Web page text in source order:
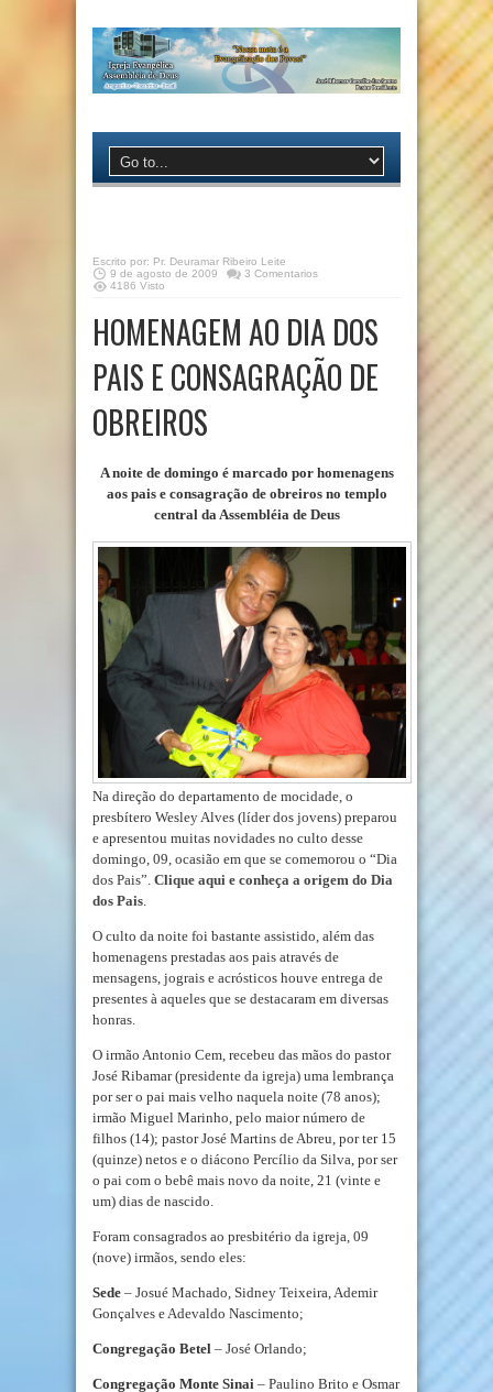
Escrito por: Pr. Deuramar Ribeiro Leite
9 de agosto de 2009
3 Comentarios
4186 Visto
HOMENAGEM AO DIA DOS
PAIS E CONSAGRAÇÃO DE
OBREIROS
A noite de domingo é marcado por homenagens
aos pais e consagração de obreiros no templo
central da Assembléia de Deus
Na direção do departamento de mocidade, o
presbítero Wesley Alves (líder dos jovens) preparou
e apresentou muitas novidades no culto desse
domingo, 09, ocasião em que se comemorou o “Dia
dos Pais”. Clique aqui e conheça a origem do Dia
dos Pais.
O culto da noite foi bastante assistido, além das
homenagens prestadas aos pais através de
mensagens, jograis e acrósticos houve entrega de
presentes à aqueles que se destacaram em diversas
honras.
O irmão Antonio Cem, recebeu das mãos do pastor
José Ribamar (presidente da igreja) uma lembrança
por ser o pai mais velho naquela noite (78 anos);
irmão Miguel Marinho, pelo maior número de
filhos (14); pastor José Martins de Abreu, por ter 15
(quinze) netos e o diácono Percílio da Silva, por ser
o pai com o bebê mais novo da noite, 21 (vinte e
um) dias de nascido.
Foram consagrados ao presbitério da igreja, 09
(nove) irmãos, sendo eles:
Sede – Josué Machado, Sidney Teixeira, Ademir
Gonçalves e Adevaldo Nascimento;
Congregação Betel – José Orlando;
Congregação Monte Sinai – Paulino Brito e Osmar